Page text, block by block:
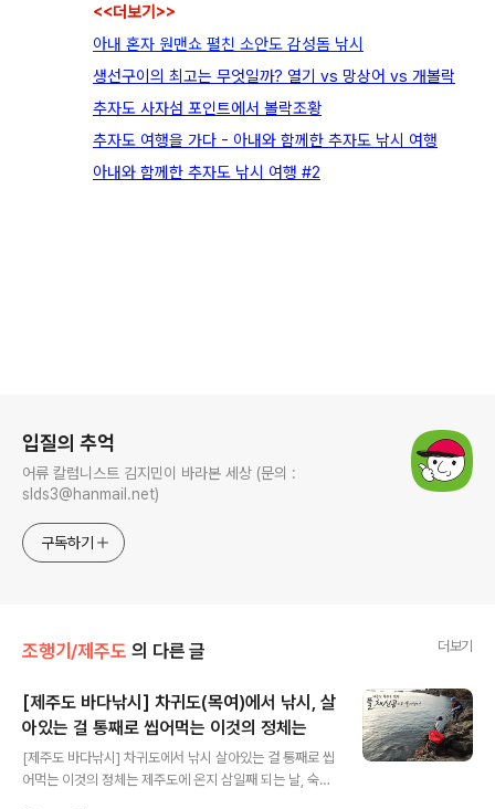
<<더보기>>
아내 혼자 원맨쇼 펼친 소안도 감성돔 낚시
생선구이의 최고는 무엇일까? 열기 vs 망상어 vs 개볼락
추자도 사자섬 포인트에서 볼락조황
추자도 여행을 가다 - 아내와 함께한 추자도 낚시 여행
아내와 함께한 추자도 낚시 여행 #2
입질의 추억
어류 칼럼니스트 김지민이 바라본 세상 (문의 :
slds3@hanmail.net)
구독하기
조행기/제주도 의 다른 글 더보기
[제주도 바다낚시] 차귀도(목여)에서 낚시, 살
아있는 걸 통째로 씹어먹는 이것의 정체는
[제주도 바다낚시] 차귀도에서 낚시 살아있는 걸 통째로 씹
어먹는 이것의 정체는 제주도에 온지 삼일째 되는 날, 숙소